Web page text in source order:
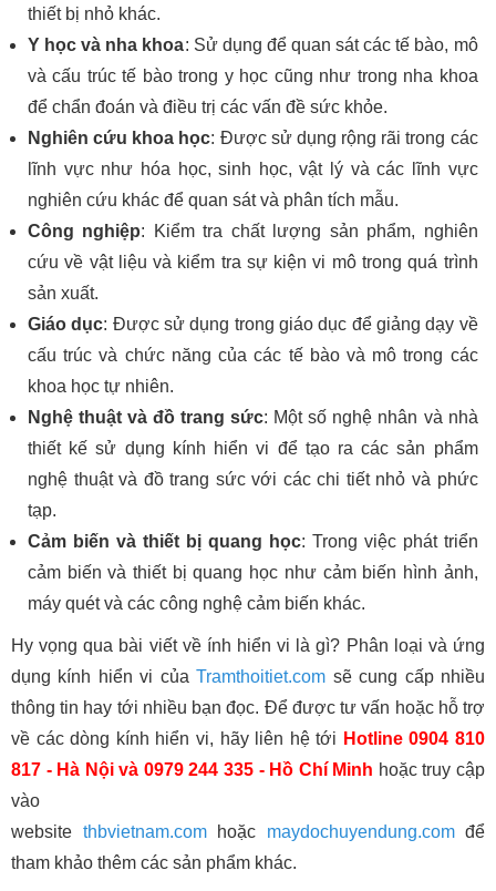
thiết bị nhỏ khác.
Y học và nha khoa: Sử dụng để quan sát các tế bào, mô
và cấu trúc tế bào trong y học cũng như trong nha khoa
để chẩn đoán và điều trị các vấn đề sức khỏe.
Nghiên cứu khoa học: Được sử dụng rộng rãi trong các
lĩnh vực như hóa học, sinh học, vật lý và các lĩnh vực
nghiên cứu khác để quan sát và phân tích mẫu.
Công nghiệp: Kiểm tra chất lượng sản phẩm, nghiên
cứu về vật liệu và kiểm tra sự kiện vi mô trong quá trình
sản xuất.
Giáo dục: Được sử dụng trong giáo dục để giảng dạy về
cấu trúc và chức năng của các tế bào và mô trong các
khoa học tự nhiên.
Nghệ thuật và đồ trang sức: Một số nghệ nhân và nhà
thiết kế sử dụng kính hiển vi để tạo ra các sản phẩm
nghệ thuật và đồ trang sức với các chi tiết nhỏ và phức
tạp.
Cảm biến và thiết bị quang học: Trong việc phát triển
cảm biến và thiết bị quang học như cảm biến hình ảnh,
máy quét và các công nghệ cảm biến khác.
Hy vọng qua bài viết về ính hiển vi là gì? Phân loại và ứng
dụng kính hiển vi củaTramthoitiet.com sẽ cung cấp nhiều
thông tin hay tới nhiều bạn đọc. Để được tư vấn hoặc hỗ trợ
về các dòng kính hiển vi, hãy liên hệ tới Hotline 0904 810
817 - Hà Nội và 0979 244 335 - Hồ Chí Minh hoặc truy cập
vào
website thbvietnam.comhoặc maydochuyendung.comđể
tham khảo thêm các sản phẩm khác.